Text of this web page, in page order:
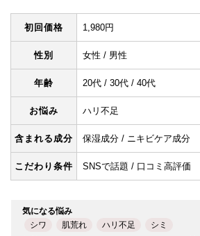
初回価格 1,980円
性別 女性 / 男性
年齢 20代 / 30代 / 40代
お悩み ハリ不足
含まれる成分 保湿成分 / ニキビケア成分
こだわり条件 SNSで話題 / 口コミ高評価
気になる悩み
シワ
肌荒れ ハリ不足
シミ